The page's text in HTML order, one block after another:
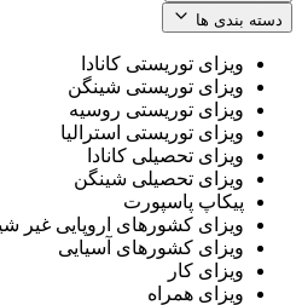
ها
توریستی کانادا
توریستی شینگن
توریستی روسیه
توریستی استرالیا
تحصیلی کانادا
تحصیلی شینگن
پاسپورت
کشورهای اروپایی غیر شینگن
کشورهای آسیایی
کار
همراه